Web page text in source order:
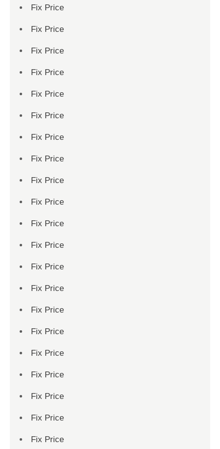
Fix Price
Fix Price
Fix Price
Fix Price
Fix Price
Fix Price
Fix Price
Fix Price
Fix Price
Fix Price
Fix Price
Fix Price
Fix Price
Fix Price
Fix Price
Fix Price
Fix Price
Fix Price
Fix Price
Fix Price
Fix Price